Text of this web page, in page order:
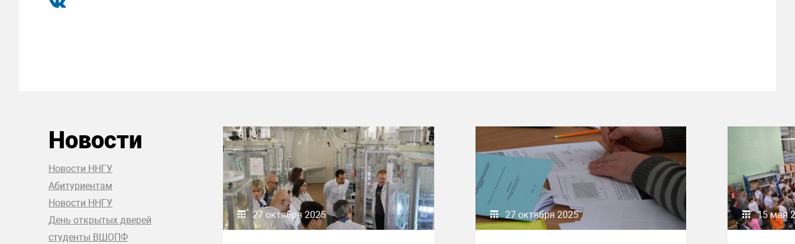
Новости
Новости ННГУ
Абитуриентам
Новости ННГУ
День открытых дверей
студенты ВШОПФ
27 октября 2025 27 октября 2025 15 мая